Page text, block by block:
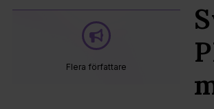
Flera författare